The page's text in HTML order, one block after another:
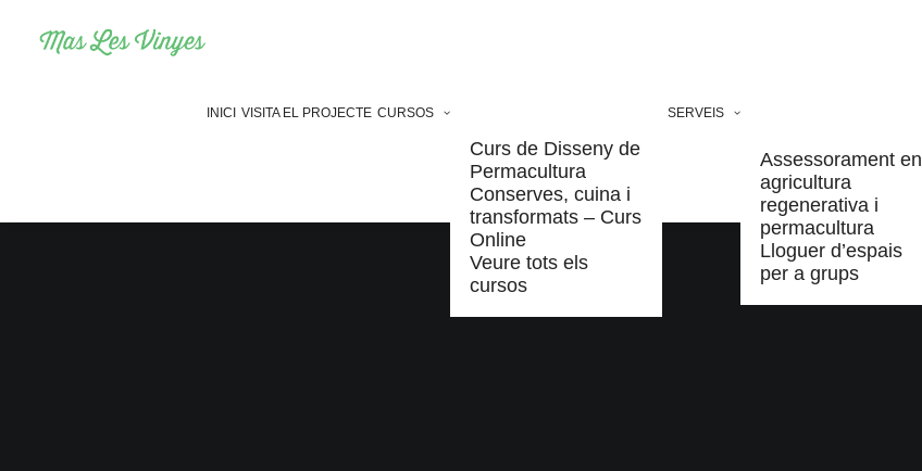
INICI VISITA EL PROJECTE CURSOS
Curs de Disseny de
Permacultura
Conserves, cuina i
transformats – Curs
Online
Veure tots els
cursos
SERVEIS
Assessorament en
agricultura
regenerativa i
permacultura
Lloguer d’espais
per a grups